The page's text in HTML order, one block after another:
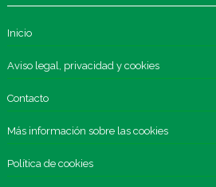
Inicio
Aviso legal, privacidad y cookies
Contacto
Más información sobre las cookies
Política de cookies